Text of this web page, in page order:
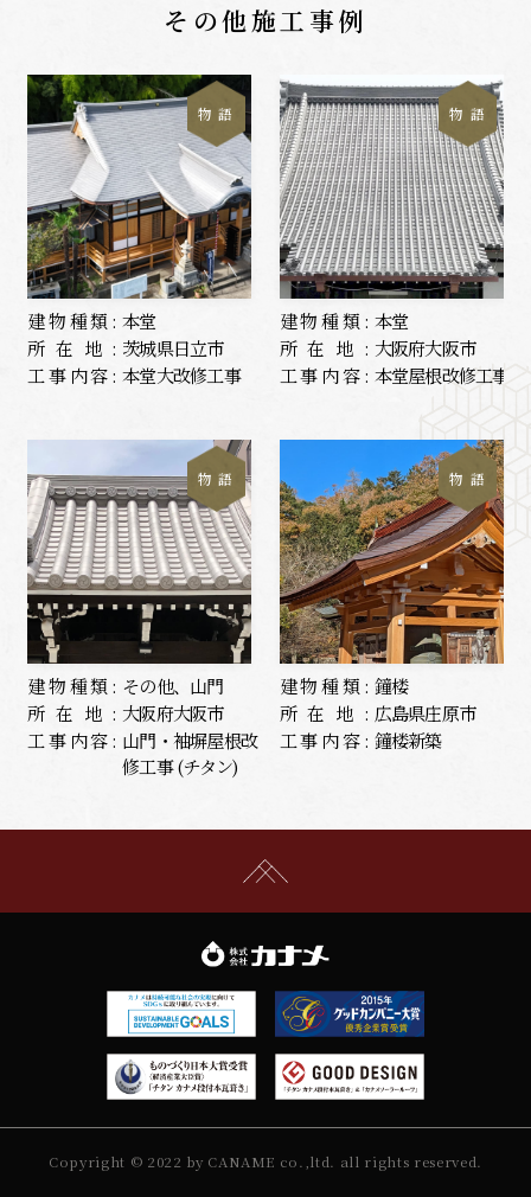
その他施工事例
物 語
建物種類: 本堂
所在地: 茨城県日立市
工事内容: 本堂大改修工事
物 語
建物種類: 本堂
所在地: 大阪府大阪市
工事内容: 本堂屋根改修工事
物 語
建物種類: その他、山門
所在地: 大阪府大阪市
工事内容: 山門・袖塀屋根改
修工事 (チタン)
物 語
建物種類: 鐘楼
所在地: 広島県庄原市
工事内容: 鐘楼新築
Copyright © 2022 by CANAME co.,ltd. all rights reserved.